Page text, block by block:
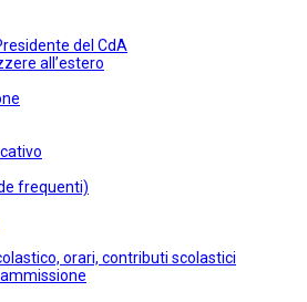
del CdA
all’estero
frequenti)
orari, contributi scolastici